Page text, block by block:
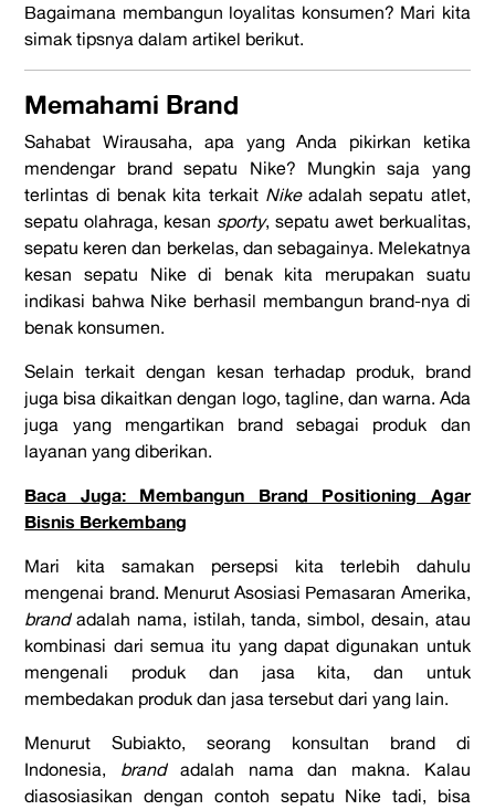
Bagaimana membangun loyalitas konsumen? Mari kita
simak tipsnya dalam artikel berikut.
Memahami Brand
Sahabat Wirausaha, apa yang Anda pikirkan ketika
mendengar brand sepatu Nike? Mungkin saja yang
terlintas di benak kita terkait Nikeadalah sepatu atlet,
sepatu olahraga, kesan sporty, sepatu awet berkualitas,
sepatu keren dan berkelas, dan sebagainya. Melekatnya
kesan sepatu Nike di benak kita merupakan suatu
indikasi bahwa Nike berhasil membangun brand-nya di
benak konsumen.
Selain terkait dengan kesan terhadap produk, brand
juga bisa dikaitkan dengan logo, tagline, dan warna. Ada
juga yang mengartikan brand sebagai produk dan
layanan yang diberikan.
Baca Juga: Membangun Brand Positioning Agar
Bisnis Berkembang
Mari kita samakan persepsi kita terlebih dahulu
mengenai brand. Menurut Asosiasi Pemasaran Amerika,
brandadalah nama, istilah, tanda, simbol, desain, atau
kombinasi dari semua itu yang dapat digunakan untuk
mengenali produk dan jasa kita, dan untuk
membedakan produk dan jasa tersebut dari yang lain.
Menurut Subiakto, seorang konsultan brand di
Indonesia, brandadalah nama dan makna. Kalau
diasosiasikan dengan contoh sepatu Nike tadi, bisa